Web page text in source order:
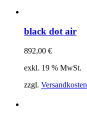
black dot air
892,00 €
exkl. 19 % MwSt.
zzgl. Versandkosten